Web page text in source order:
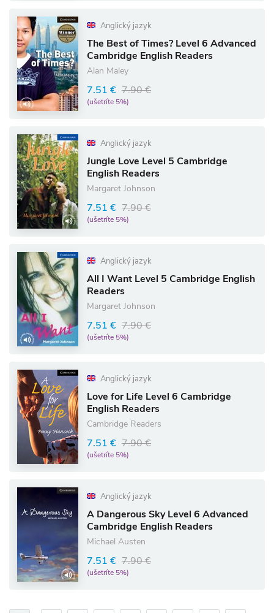
Anglický jazyk
The Best of Times? Level 6 Advanced
Cambridge English Readers
Alan Maley
7.51 € 7.90 €
(ušetríte 5%)
Anglický jazyk
Jungle Love Level 5 Cambridge
English Readers
Margaret Johnson
7.51 € 7.90 €
(ušetríte 5%)
Anglický jazyk
All I Want Level 5 Cambridge English
Readers
Margaret Johnson
7.51 € 7.90 €
(ušetríte 5%)
Anglický jazyk
Love for Life Level 6 Cambridge
English Readers
Cambridge Readers
7.51 € 7.90 €
(ušetríte 5%)
Anglický jazyk
A Dangerous Sky Level 6 Advanced
Cambridge English Readers
Michael Austen
7.51 € 7.90 €
(ušetríte 5%)